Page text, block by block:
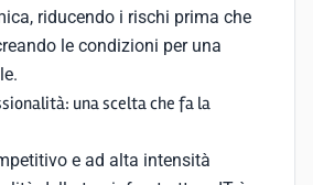
riducendo i rischi prima che
le condizioni per una
una scelta che fa la
e ad alta intensità